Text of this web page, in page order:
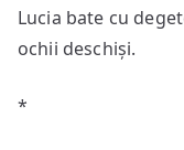
Lucia bate cu
ochii deschiși.
*